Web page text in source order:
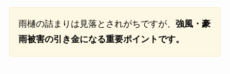
雨樋の詰まりは見落とされがちですが、 強風・豪
雨被害の引き金になる重要ポイントです。